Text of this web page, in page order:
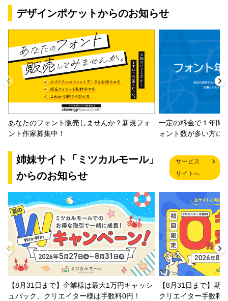
デザインポケットからのお知らせ
あなたのフォント販売しませんか？新規フォ
ント作家募集中！
一定の料金で１年間
ォント数が多い方に
姉妹サイト「ミツカルモール」
からのお知らせ
サービス
サイトへ
【8月31日まで】企業様は最大1万円キャッシ
ュバック、クリエイター様は手数料0円！
【8月31日まで】期
クリエイター手数料